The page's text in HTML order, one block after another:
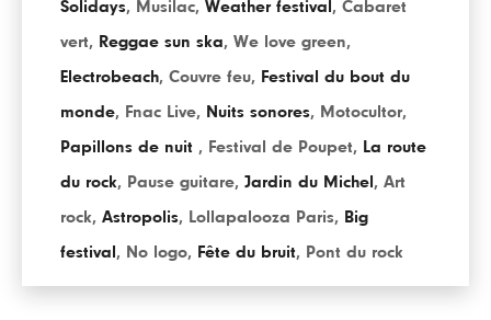
Solidays, Musilac, Weather festival , Cabaret
vert, Reggae sun ska, We love green,
Electrobeach, Couvre feu, Festival du bout du
monde, Fnac Live, Nuits sonores, Motocultor,
Papillons de nuit , Festival de Poupet, La route
du rock, Pause guitare, Jardin du Michel , Art
rock, Astropolis, Lollapalooza Paris, Big
festival , No logo, Fête du bruit, Pont du rock